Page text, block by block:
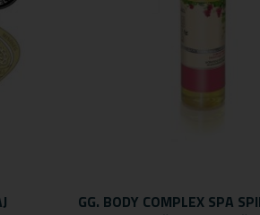
GG. BODY COMPLEX SPA